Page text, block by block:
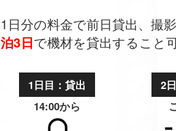
1日分の料金で前日貸出、撮
泊3日で機材を貸出すること
1日目：貸出
14:00から
2